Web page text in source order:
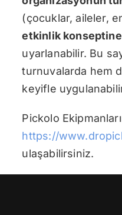
(çocuklar, aileler,
etkinlik konseptine
uyarlanabilir. Bu
turnuvalarda hem
keyifle
Pickolo
https://
ulaşabilirsiniz.